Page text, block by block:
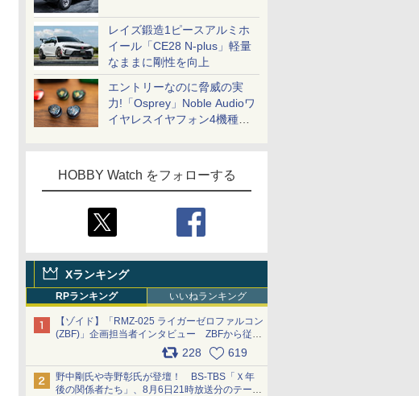
レイズ鍛造1ピースアルミホ
イール「CE28 N-plus」軽量
なままに剛性を向上
エントリーなのに脅威の実
力!「Osprey」Noble Audioワ
イヤレスイヤフォン4機種を
HOBBY Watch をフォローする
Xランキング
RPランキング いいねランキング
【ゾイド】「RMZ-025 ライガーゼロファルコン
(ZBF)」企画担当者インタビュー ZBFから従来
デザインまで再現可能なボリューム満点のキッ
ト pic.x.com/6zOqQAQKkX
228 619
野中剛氏や寺野彰氏が登壇！ BS-TBS「Ｘ年
後の関係者たち」、8月6日21時放送分のテーマ